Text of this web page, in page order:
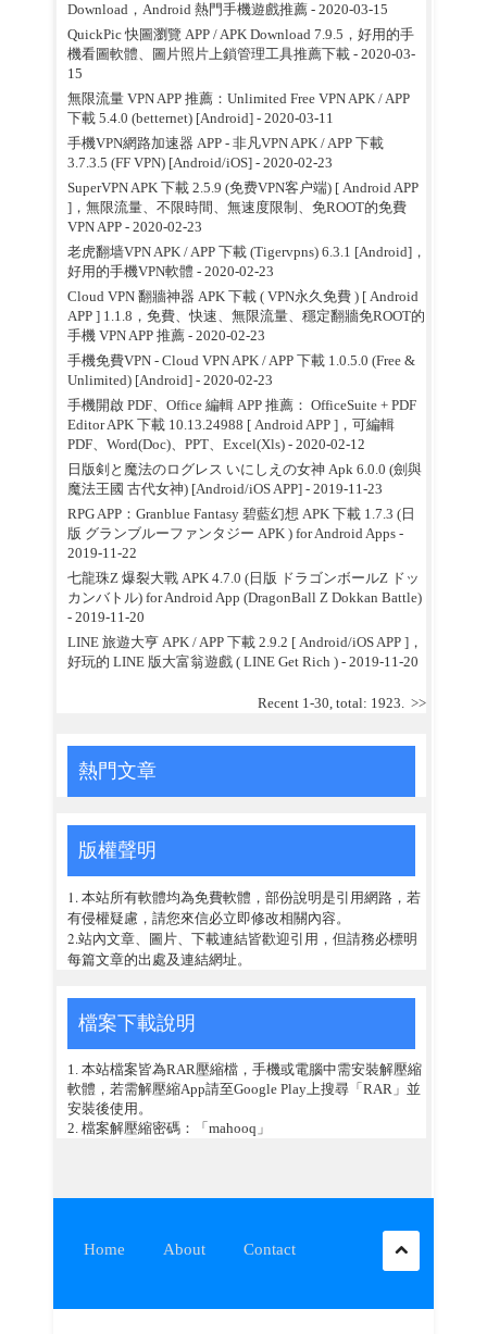
Download，Android 熱門手機遊戲推薦- 2020-03-15
QuickPic 快圖瀏覽 APP / APK Download 7.9.5，好用的手
機看圖軟體、圖片照片上鎖管理工具推薦下載- 2020-03-
15
無限流量 VPN APP 推薦：Unlimited Free VPN APK / APP
下載 5.4.0 (betternet) [Android]- 2020-03-11
手機VPN網路加速器 APP - 非凡VPN APK / APP 下載
3.7.3.5 (FF VPN) [Android/iOS]- 2020-02-23
SuperVPN APK 下載 2.5.9 (免费VPN客户端) [ Android APP
]，無限流量、不限時間、無速度限制、免ROOT的免費
VPN APP- 2020-02-23
老虎翻墙VPN APK / APP 下載 (Tigervpns) 6.3.1 [Android]，
好用的手機VPN軟體 - 2020-02-23
Cloud VPN 翻牆神器 APK 下載 ( VPN永久免費 ) [ Android
APP ] 1.1.8，免費、快速、無限流量、穩定翻牆免ROOT的
手機 VPN APP 推薦- 2020-02-23
手機免費VPN - Cloud VPN APK / APP 下載 1.0.5.0 (Free &
Unlimited) [Android]- 2020-02-23
手機開啟 PDF、Office 編輯 APP 推薦： OfficeSuite + PDF
Editor APK 下載 10.13.24988 [ Android APP ]，可編輯
PDF、Word(Doc)、PPT、Excel(Xls)- 2020-02-12
日版剣と魔法のログレス いにしえの女神 Apk 6.0.0 (劍與
魔法王國 古代女神) [Android/iOS APP]- 2019-11-23
RPG APP：Granblue Fantasy 碧藍幻想 APK 下載 1.7.3 (日
版 グランブルーファンタジー APK ) for Android Apps -
2019-11-22
七龍珠Z 爆裂大戰 APK 4.7.0 (日版 ドラゴンボールZ ドッ
カンバトル) for Android App (DragonBall Z Dokkan Battle)
- 2019-11-20
LINE 旅遊大亨 APK / APP 下載 2.9.2 [ Android/iOS APP ]，
好玩的 LINE 版大富翁遊戲 ( LINE Get Rich )- 2019-11-20
Recent 1-30, total: 1923. >>
熱門文章
版權聲明
1. 本站所有軟體均為免費軟體，部份說明是引用網路，若
有侵權疑慮，請您來信必立即修改相關內容。
2.站內文章、圖片、下載連結皆歡迎引用，但請務必標明
每篇文章的出處及連結網址。
檔案下載說明
1. 本站檔案皆為RAR壓縮檔，手機或電腦中需安裝解壓縮
軟體，若需解壓縮App請至Google Play上搜尋「RAR」並
安裝後使用。
2. 檔案解壓縮密碼：「mahooq」
Home About Contact